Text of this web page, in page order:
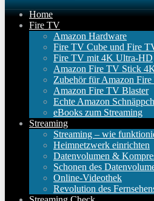
Home
Fire TV
Amazon Hardware
Fire TV Cube und Fire
Fire TV mit 4K Ultra-HD
Amazon Fire TV Stick
Zubehör für Amazon
Amazon Fire TV Blaster
Echte Amazon
eBooks zum Streaming
Streaming
Streaming – wie
Heimnetzwerk einrichten
Datenvolumen &
Schonen des
Online-Videothek
Revolution des